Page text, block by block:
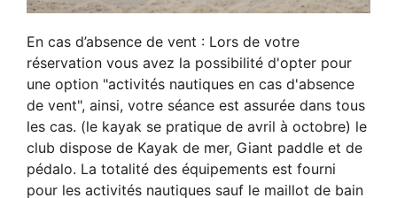
En cas d’absence de vent : Lors de votre
réservation vous avez la possibilité d'opter pour
une option "activités nautiques en cas d'absence
de vent", ainsi, votre séance est assurée dans tous
les cas. (le kayak se pratique de avril à octobre) le
club dispose de Kayak de mer, Giant paddle et de
pédalo. La totalité des équipements est fourni
pour les activités nautiques sauf le maillot de bain